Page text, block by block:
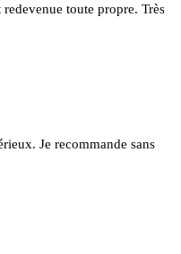
toute propre. Très
Je recommande sans